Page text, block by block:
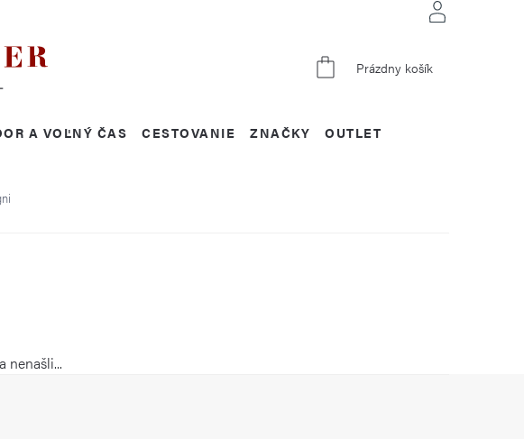
NÁKUPNÝ
Prázdny košík
A VOĽNÝ ČAS CESTOVANIE OUTLET
ZNAČKY
nenašli...